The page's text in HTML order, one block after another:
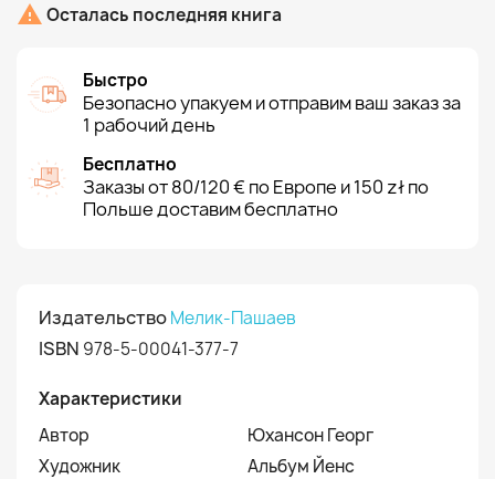
 Осталась последняя книга
Быстро
Безопасно упакуем и отправим ваш заказ за
1 рабочий день
Бесплатно
Заказы от 80/120 € по Европе и 150 zł по
Польше доставим бесплатно
ИздательствоМелик-Пашаев
ISBN 978-5-00041-377-7
Характеристики
Автор
Юхансон Георг
Художник
Альбум Йенс